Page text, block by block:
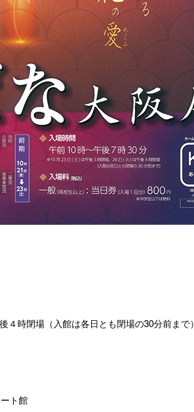
時閉場（入館は各日とも閉場の30分前まで）
ト館